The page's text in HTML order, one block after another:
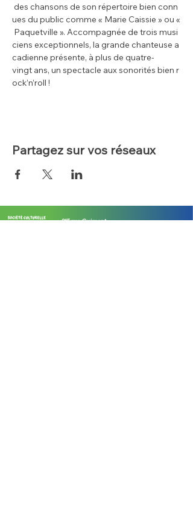
des chansons de son répertoire bien conn
ues du public comme « Marie Caissie » ou «
Paquetville ». Accompagnée de trois musi
ciens exceptionnels, la grande chanteuse a
cadienne présente, à plus de quatre-
vingt ans, un spectacle aux sonorités bien r
ock’n’roll !
Partagez sur vos réseaux
215 rue Guimont